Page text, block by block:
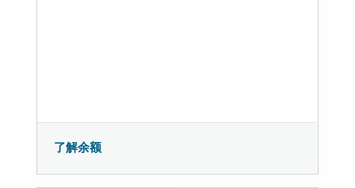
了解余额